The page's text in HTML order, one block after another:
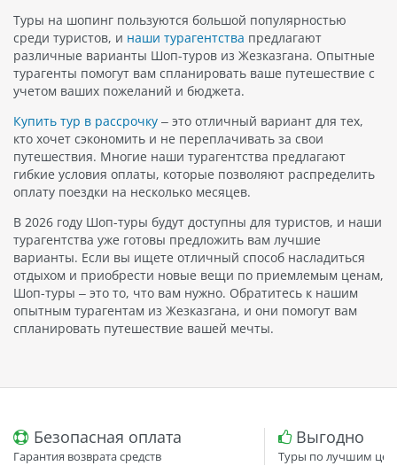
Туры на шопинг пользуются большой популярностью
среди туристов, и наши турагентства предлагают
различные варианты Шоп-туров из Жезказгана. Опытные
турагенты помогут вам спланировать ваше путешествие с
учетом ваших пожеланий и бюджета.
Купить тур в рассрочку – это отличный вариант для тех,
кто хочет сэкономить и не переплачивать за свои
путешествия. Многие наши турагентства предлагают
гибкие условия оплаты, которые позволяют распределить
оплату поездки на несколько месяцев.
В 2026 году Шоп-туры будут доступны для туристов, и наши
турагентства уже готовы предложить вам лучшие
варианты. Если вы ищете отличный способ насладиться
отдыхом и приобрести новые вещи по приемлемым ценам,
Шоп-туры – это то, что вам нужно. Обратитесь к нашим
опытным турагентам из Жезказгана, и они помогут вам
спланировать путешествие вашей мечты.
Безопасная оплата
Гарантия возврата средств
Выгодно
Туры по лучшим